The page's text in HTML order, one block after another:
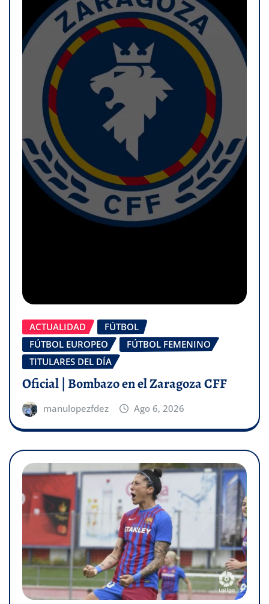
ACTUALIDAD
FÚTBOL
FÚTBOL EUROPEO
FÚTBOL FEMENINO
TITULARES DEL DÍA
Oficial | Bombazo en el Zaragoza CFF
manulopezfdez Ago 6, 2026